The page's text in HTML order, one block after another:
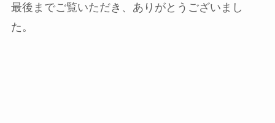
最後までご覧いただき、ありがとうございまし
た。